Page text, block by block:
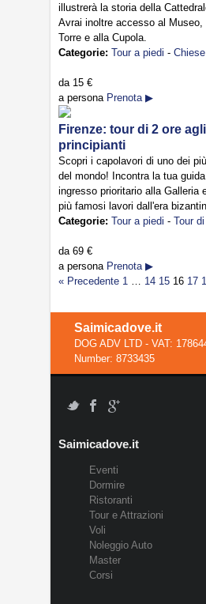
illustrerà la storia della
Avrai inoltre accesso al
Torre e alla Cupola.
Categorie: Tour a piedi -
da 15 €
a persona Prenota ▶
Firenze: tour di 2 ore
principianti
Scopri i capolavori di uno dei
del mondo! Incontra la tua
ingresso prioritario alla Galleria
più famosi lavori dall'era
Categorie: Tour a piedi - Tour
da 69 €
a persona Prenota ▶
« Precedente 1 14 15 16 17
Saimicadove.it
DOG ADV LTD - VAT:
Number: 8733435
Saimicadove.it
Eventi
Dormire
Ristoranti
Tour e Attrazioni
Voli
Noleggio Auto
Master
Corsi